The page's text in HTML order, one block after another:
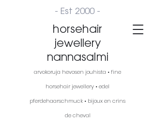
horsehair
jewellery
nannasalmi
arvokoruja hevosen jouhista • fine
horsehair jewellery • edel
pferdehaarschmuck • bijoux en crins
de cheval
- Est 2000 -